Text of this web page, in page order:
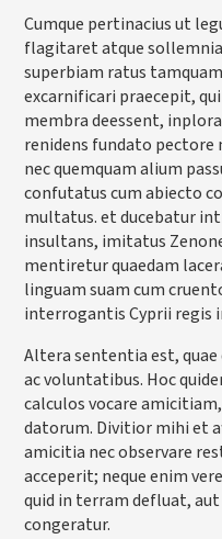
Cumque pertinacius ut
flagitaret atque
superbiam ratus
excarnificari praecepit,
membra deessent,
renidens fundato pectore
nec quemquam alium
confutatus cum abiecto
multatus. et ducebatur
insultans, imitatus
mentiretur quaedam
linguam suam cum
interrogantis Cyprii regis
Altera sententia est,
ac voluntatibus. Hoc
calculos vocare
datorum. Divitior mihi et
amicitia nec observare
acceperit; neque enim
quid in terram defluat,
congeratur.